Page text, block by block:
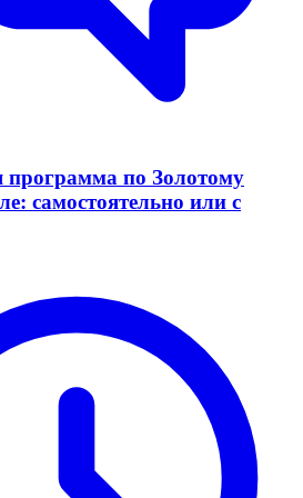
программа по Золотому
самостоятельно или с